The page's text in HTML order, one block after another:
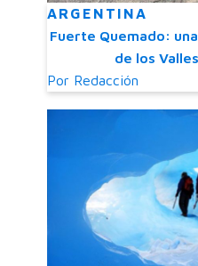
ARGENTINA
Fuerte Quemado:
de los
Por Redacción